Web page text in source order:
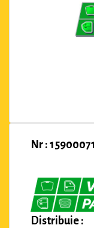
Nr :
Distribuie :